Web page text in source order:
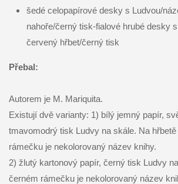
šedé celopapírové desky s Ludvou/
nahoře/černý tisk-fialové hrubé desky
červený hřbet/černý tisk
Přebal:
Autorem je M. Mariquita.
Existují dvě varianty: 1) bílý jemný papír,
tmavomodrý tisk Ludvy na skále. Na
rámečku je nekolorovaný název knihy.
2) žlutý kartonový papír, černý tisk Ludvy
černém rámečku je nekolorovaný název